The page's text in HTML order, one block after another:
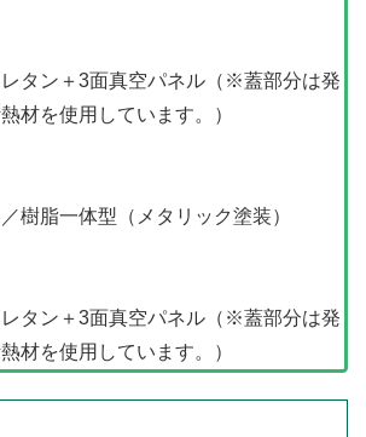
タン＋3面真空パネル（※蓋部分は発
材を使用しています。）
樹脂一体型（メタリック塗装）
タン＋3面真空パネル（※蓋部分は発
材を使用しています。）